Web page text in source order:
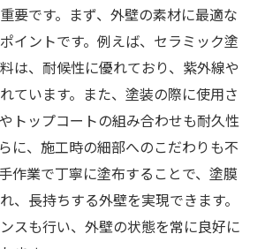
要です。まず、外壁の素材に最適な
イントです。例えば、セラミック塗
は、耐候性に優れており、紫外線や
ています。また、塗装の際に使用さ
トップコートの組み合わせも耐久性
に、施工時の細部へのこだわりも不
作業で丁寧に塗布することで、塗膜
、長持ちする外壁を実現できます。
スも行い、外壁の状態を常に良好に